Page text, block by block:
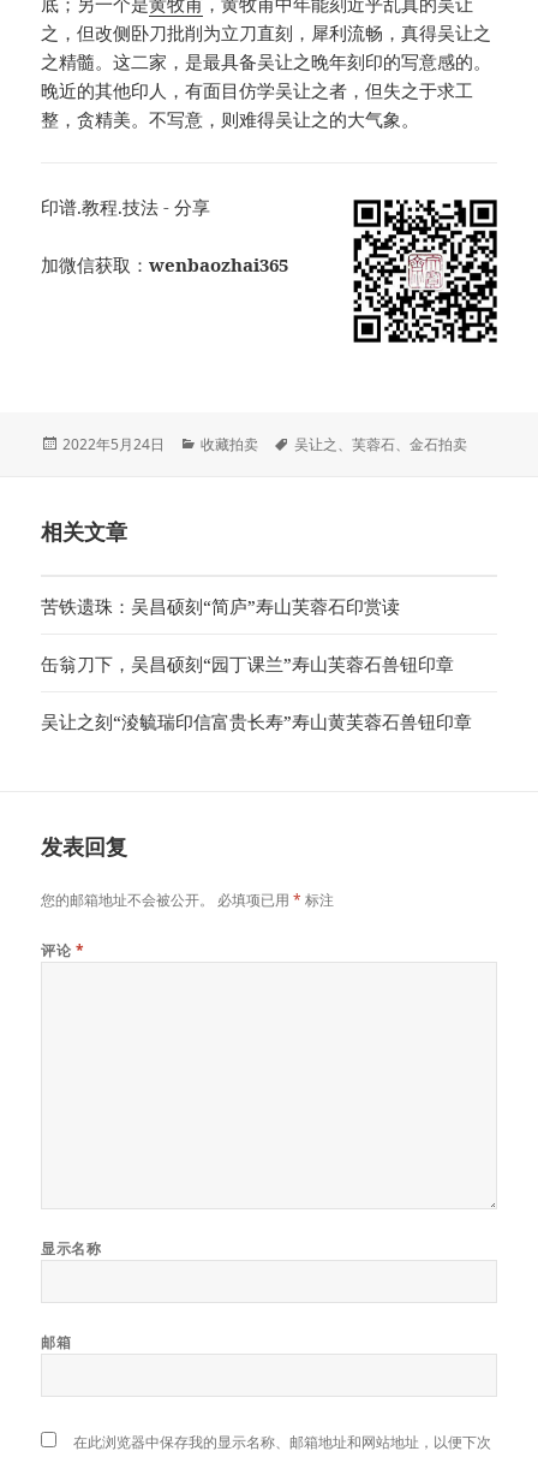
之，但改侧卧刀批削为立刀直刻，犀利流畅，真得吴让之
之精髓。这二家，是最具备吴让之晚年刻印的写意感的。
晚近的其他印人，有面目仿学吴让之者，但失之于求工
整，贪精美。不写意，则难得吴让之的大气象。
印谱.教程.技法 - 分享
加微信获取：wenbaozhai365
发
2022年5月24日
分
收藏拍卖
标
吴让之、芙蓉石、金石拍卖
相关文章
苦铁遗珠：吴昌硕刻“简庐”寿山芙蓉石印赏读
缶翁刀下，吴昌硕刻“园丁课兰”寿山芙蓉石兽钮印章
吴让之刻“淩毓瑞印信富贵长寿”寿山黄芙蓉石兽钮印章
发表回复
您的邮箱地址不会被公开。 必填项已用* 标注
评论 *
显示名称
邮箱
在此浏览器中保存我的显示名称、邮箱地址和网站地址，以便下次